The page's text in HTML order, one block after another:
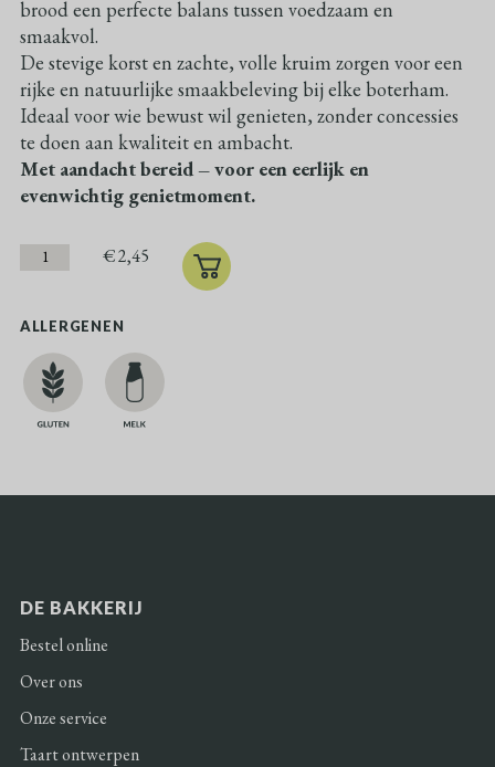
brood een perfecte balans tussen voedzaam en
smaakvol.
De stevige korst en zachte, volle kruim zorgen voor een
rijke en natuurlijke smaakbeleving bij elke boterham.
Ideaal voor wie bewust wil genieten, zonder concessies
te doen aan kwaliteit en ambacht.
Met aandacht bereid – voor een eerlijk en
evenwichtig genietmoment.
€2,45
ALLERGENEN
DE BAKKERIJ
Bestel online
Over ons
Onze service
Taart ontwerpen